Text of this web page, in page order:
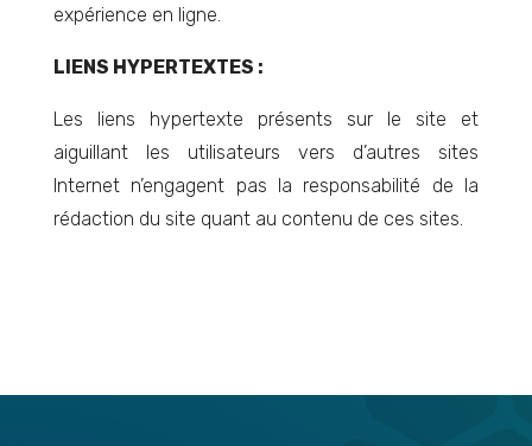
expérience en ligne.
LIENS HYPERTEXTES :
Les liens hypertexte présents sur le site et
aiguillant les utilisateurs vers d’autres sites
Internet n’engagent pas la responsabilité de la
rédaction du site quant au contenu de ces sites.